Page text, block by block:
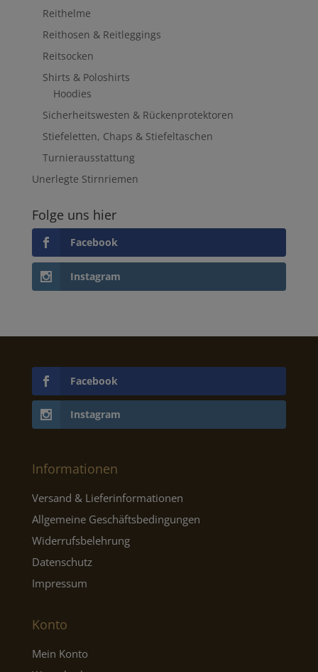
Reithelme
Reithosen & Reitleggings
Reitsocken
Shirts & Poloshirts
Hoodies
Sicherheitswesten & Rückenprotektoren
Stiefeletten, Chaps & Stiefeltaschen
Turnierausstattung
Unerlegte Stirnriemen
Folge uns hier
Facebook
Instagram
Facebook
Instagram
Informationen
Versand & Lieferinformationen
Allgemeine Geschäftsbedingungen
Widerrufsbelehrung
Datenschutz
Impressum
Konto
Mein Konto